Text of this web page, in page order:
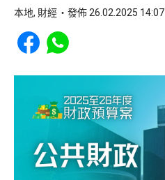
本地, 財經 發佈 26.02.2025 14:07
Share to Facebook
Share to WhatsApp